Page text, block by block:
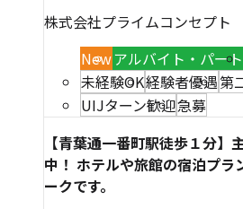
株式会社プライムコンセプト
Newアルバイト・パート
未経験OK経験者優遇第
UIJターン歓迎急募
【青葉通一番町駅徒歩１分
中！ ホテルや旅館の宿泊プ
ークです。